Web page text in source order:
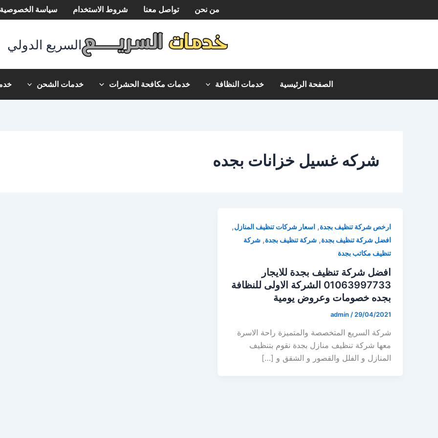
إلى
من نحن تواصل معنا شروط الاستخدام سياسة الخصوصية
السريع الدولي
الصفحة الرئيسية خدمات النظافة خدمات مكافحة الحشرات خدمات الشحن
شركه غسيل خزانات بجده
ارخص شركة تنظيف بجدة, اسعار شركات تنظيف المنازل,
افضل شركة تنظيف بجدة, شركة تنظيف بجدة, شركة
تنظيف مكاتب بجدة
افضل شركة تنظيف بجدة للايجار
01063997733 الشركة الاولى للنظافة
بجده خصومات وعروض يومية
admin / 29/04/2021
شركة السريع المتخصصة والمتميزة راحة الاسرة
معها شركة تنظيف منازل بجدة نقوم بتنظيف
المنازل و الفلل والقصور و الشقق و […]